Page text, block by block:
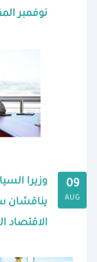
نوفمبر
09
AUG
وزيرا
يناقشان
الاقتصاد